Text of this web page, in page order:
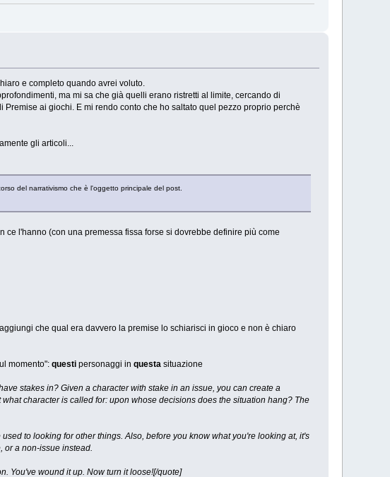
e completo quando avrei voluto.
ma mi sa che già quelli erano ristretti al limite, cercando di
ai giochi. E mi rendo conto che ho saltato quel pezzo proprio perchè
gli articoli...
del narrativismo che è l'oggetto principale del post.
ce l'hanno (con una premessa fissa forse si dovrebbe definire più come
che qual era davvero la premise lo schiarisci in gioco e non è chiaro
momento": questipersonaggi in questasituazione
stakes in? Given a character with stake in an issue, you can create a
character is called for: upon whose decisions does the situation hang? The
to looking for other things. Also, before you know what you're looking at, it's
or a non-issue instead.
You've wound it up. Now turn it loose![/quote]